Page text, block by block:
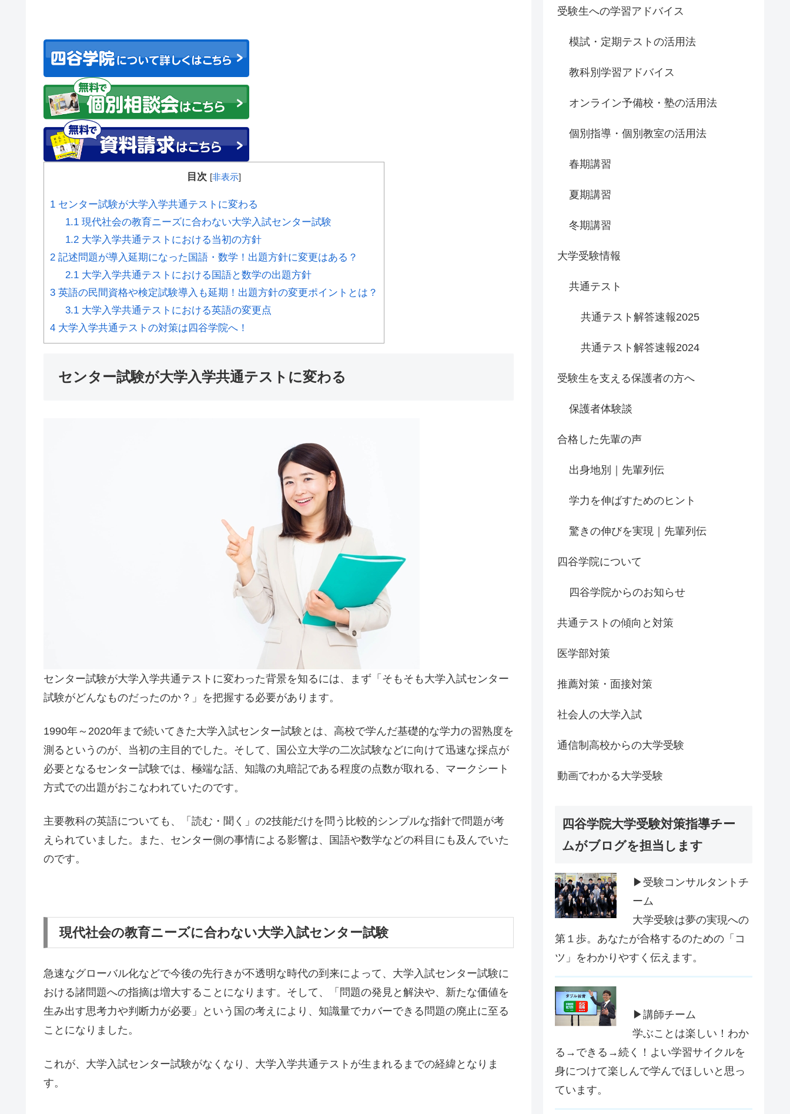
目次 [非表示]
1 センター試験が大学入学共通テストに変わる
1.1現代社会の教育ニーズに合わない大学入試センター試験
1.2大学入学共通テストにおける当初の方針
2 記述問題が導入延期になった国語・数学！出題方針に変更はある？
2.1大学入学共通テストにおける国語と数学の出題方針
3 英語の民間資格や検定試験導入も延期！出題方針の変更ポイントとは？
3.1大学入学共通テストにおける英語の変更点
4 大学入学共通テストの対策は四谷学院へ！
センター試験が大学入学共通テストに変わる
センター試験が大学入学共通テストに変わった背景を知るには、まず「そもそも大学入試センター
試験がどんなものだったのか？」を把握する必要があります。
1990年～2020年まで続いてきた大学入試センター試験とは、高校で学んだ基礎的な学力の習熟度を
測るというのが、当初の主目的でした。そして、国公立大学の二次試験などに向けて迅速な採点が
必要となるセンター試験では、極端な話、知識の丸暗記である程度の点数が取れる、マークシート
方式での出題がおこなわれていたのです。
主要教科の英語についても、「読む・聞く」の2技能だけを問う比較的シンプルな指針で問題が考
えられていました。また、センター側の事情による影響は、国語や数学などの科目にも及んでいた
のです。
現代社会の教育ニーズに合わない大学入試センター試験
急速なグローバル化などで今後の先行きが不透明な時代の到来によって、大学入試センター試験に
おける諸問題への指摘は増大することになります。そして、「問題の発見と解決や、新たな価値を
生み出す思考力や判断力が必要」という国の考えにより、知識量でカバーできる問題の廃止に至る
ことになりました。
これが、大学入試センター試験がなくなり、大学入学共通テストが生まれるまでの経緯となりま
す。
受験生への学習アドバイス
模試・定期テストの活用法
教科別学習アドバイス
オンライン予備校・塾の活用法
個別指導・個別教室の活用法
春期講習
夏期講習
冬期講習
大学受験情報
共通テスト
共通テスト解答速報2025
共通テスト解答速報2024
受験生を支える保護者の方へ
保護者体験談
合格した先輩の声
出身地別｜先輩列伝
学力を伸ばすためのヒント
驚きの伸びを実現｜先輩列伝
四谷学院について
四谷学院からのお知らせ
共通テストの傾向と対策
医学部対策
推薦対策・面接対策
社会人の大学入試
通信制高校からの大学受験
動画でわかる大学受験
四谷学院大学受験対策指導チー
ムがブログを担当します
▶受験コンサルタントチ
ーム
大学受験は夢の実現への
第１歩。あなたが合格するのための「コ
ツ」をわかりやすく伝えます。
▶講師チーム
学ぶことは楽しい！わか
る→できる→続く！よい学習サイクルを
身につけて楽しんで学んでほしいと思っ
ています。